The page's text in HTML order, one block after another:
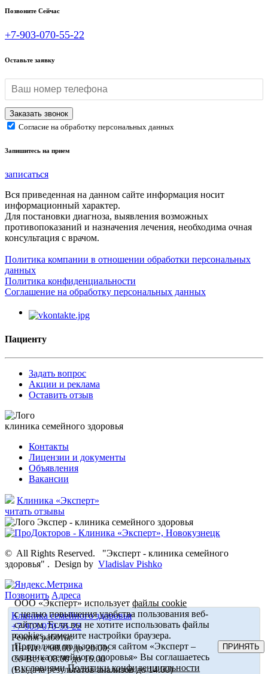
Позвоните Сейчас
+7-903-070-55-22
Оставьте заявку
Согласие на обработку персональных данных
Запишитесь на прием
записаться
Вся приведенная на данном сайте информация носит
информационный характер.
Для постановки диагноза, выявления возможных
противопоказаний и назначения лечения, необходима очная
консультация с врачом.
Политика компании в отношении обработки персональных
данных
Политика конфиденциальности
Соглашение на обработку персональных данных
Пациенту
Задать вопрос
Акции и реклама
Оставить отзыв
клиника семейного здоровья
Контакты
Лицензии и документы
Объявления
Вакансии
Клиника «Эксперт»
читать отзывы
© All Rights Reserved.
"Эксперт - клиника семейного
здоровья" . Design by Vladislav Pishko
Позвонить Адреса
Клиника семейного здоровья
+7-903-070-55-22
Режим работы:
Пн-Пт: с 08.00 до 20.00,
Сб-Вс: с 08.00 до 16.00
(Выдача результатов анализов до 14.00)
ООО «Эксперт» используетфайлы cookie
с целью повышения удобства пользования веб-
сайтом. Если вы не хотите использовать файлы
cookies, измените настройки браузера.
Продолжая пользоваться сайтом «Эксперт –
клиника семейного здоровья» Вы соглашаетесь
с условиямиПолитики конфиденциальности
ПРИНЯТЬ